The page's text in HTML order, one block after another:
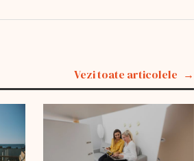
Vezi toate articolele